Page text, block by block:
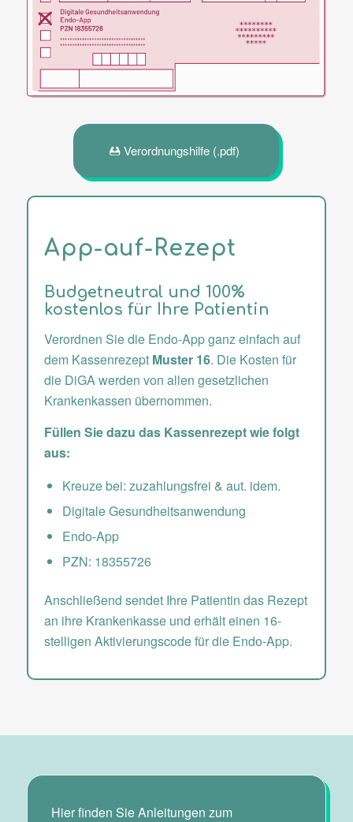
Verordnungshilfe (.pdf)
App-auf-Rezept
Budgetneutral und 100%
kostenlos für Ihre Patientin
Verordnen Sie die Endo-App ganz einfach auf
dem Kassenrezept Muster 16. Die Kosten für
die DiGA werden von allen gesetzlichen
Krankenkassen übernommen.
Füllen Sie dazu das Kassenrezept wie folgt
aus:
Kreuze bei: zuzahlungsfrei & aut. idem.
Digitale Gesundheitsanwendung
Endo-App
PZN: 18355726
Anschließend sendet Ihre Patientin das Rezept
an ihre Krankenkasse und erhält einen 16-
stelligen Aktivierungscode für die Endo-App.
Hier finden Sie Anleitungen zum